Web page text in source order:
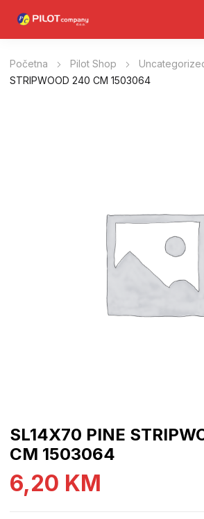
Početna Pilot Shop
STRIPWOOD 240 CM 1503064
SL14X70 PINE
CM 1503064
6,20 KM